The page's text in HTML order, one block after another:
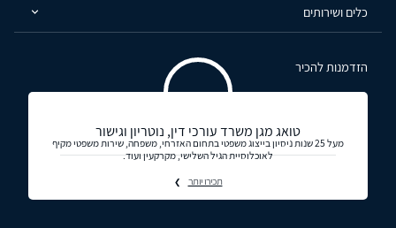
כלים ושירותים
הזדמנות להכיר
טואג מגן משרד עורכי דין, נוטריון וגישור
מעל 25 שנות ניסיון בייצוג משפטי בתחום האזרחי, משפחה, שירות משפטי מקיף
לאוכלוסיית הגיל השלישי, מקרקעין ועוד.
תכירו יותר